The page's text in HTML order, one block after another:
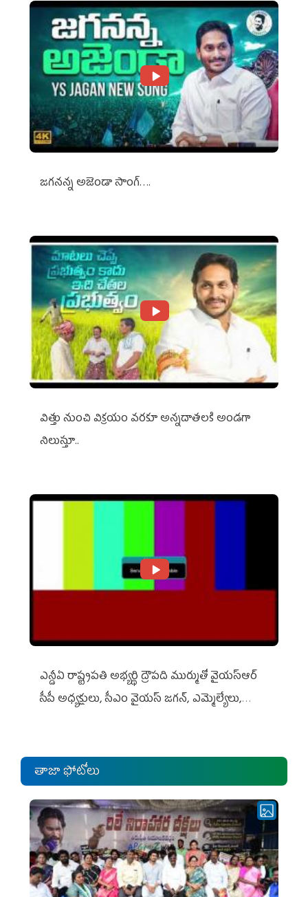
జగనన్న అజెండా సాంగ్….
విత్తు నుంచి విక్రయం వరకూ అన్నదాతలకి అండగా
నిలుస్తూ..
ఎన్డీఏ రాష్ట్ర‌ప‌తి అభ్య‌ర్థి ద్రౌప‌ది ముర్ముతో వైయ‌స్ఆర్
సీపీ అధ్య‌క్షులు, సీఎం వైయ‌స్ జ‌గ‌న్, ఎమ్మెల్యేలు,
తాజా ఫోటోలు